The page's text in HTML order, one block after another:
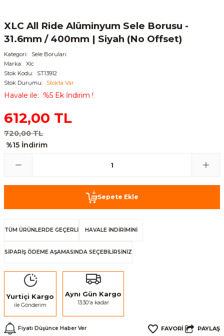
XLC All Ride Alüminyum Sele Borusu -
31.6mm / 400mm | Siyah (No Offset)
Kategori
Sele Boruları
Marka
Xlc
Stok Kodu
ST13912
Stok Durumu
Stokta Var
Havale ile %5 Ek İndirim !
612,00 TL
720,00 TL
%15 İndirim
Sepete Ekle
TÜM ÜRÜNLERDE GEÇERLİ HAVALE İNDİRİMİNİ
SİPARİŞ ÖDEME AŞAMASINDA SEÇEBİLİRSİNİZ
Yurtiçi Kargo
ile Gönderim
Aynı Gün Kargo
13:30'a kadar
Fiyatı Düşünce Haber Ver PAYLAŞ